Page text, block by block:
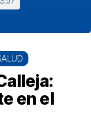
en el